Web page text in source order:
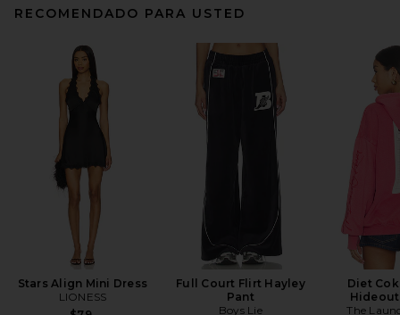
RECOMENDADO PARA USTED
Stars Align Mini Dress
LIONESS
Full Court Flirt Hayley
Pant
Boys Lie
Diet
The